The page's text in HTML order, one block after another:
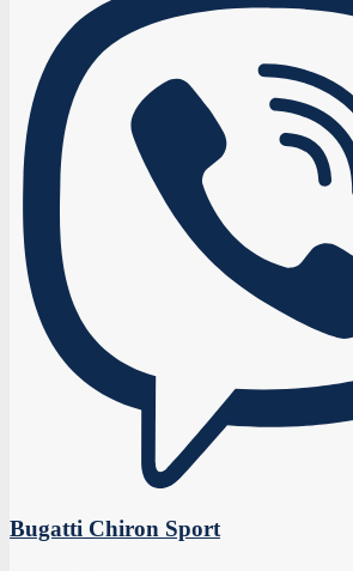
Bugatti Chiron Sport